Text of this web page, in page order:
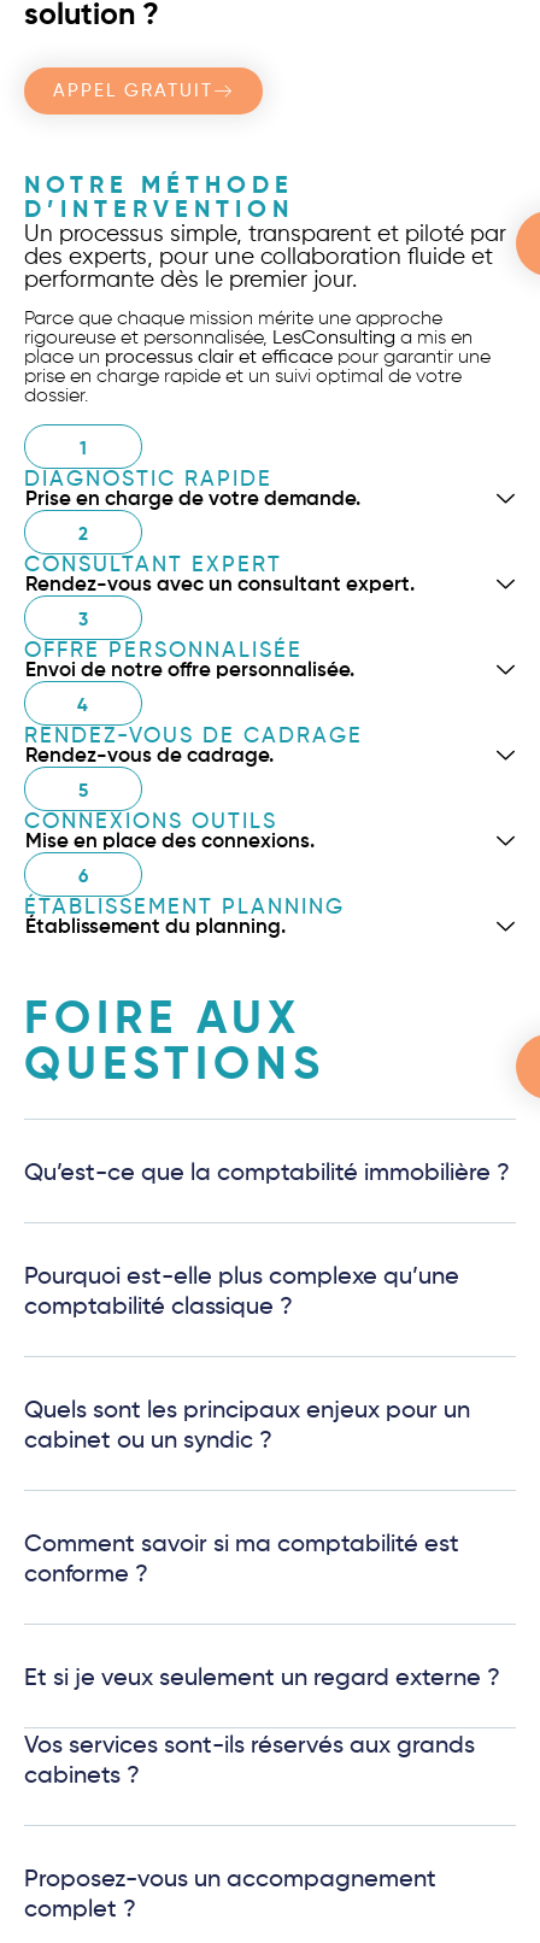
solution ?
APPEL GRATUIT
NOTRE MÉTHODE
D’INTERVENTION
Un processus simple, transparent et piloté par
des experts, pour une collaboration fluide et
performante dès le premier jour.
Parce que chaque mission mérite une approche
rigoureuse et personnalisée, LesConsulting a mis en
place un processus clair et efficace pour garantir une
prise en charge rapide et un suivi optimal de votre
dossier.
1
DIAGNOSTIC RAPIDE
Prise en charge de votre demande.
2
CONSULTANT EXPERT
Rendez-vous avec un consultant expert.
3
OFFRE PERSONNALISÉE
Envoi de notre offre personnalisée.
4
RENDEZ-VOUS DE CADRAGE
Rendez-vous de cadrage.
5
CONNEXIONS OUTILS
Mise en place des connexions.
6
ÉTABLISSEMENT PLANNING
Établissement du planning.
FOIRE AUX
QUESTIONS
Qu’est-ce que la comptabilité immobilière ?
Pourquoi est-elle plus complexe qu’une
comptabilité classique ?
Quels sont les principaux enjeux pour un
cabinet ou un syndic ?
Comment savoir si ma comptabilité est
conforme ?
Et si je veux seulement un regard externe ?
Vos services sont-ils réservés aux grands
cabinets ?
Proposez-vous un accompagnement
complet ?